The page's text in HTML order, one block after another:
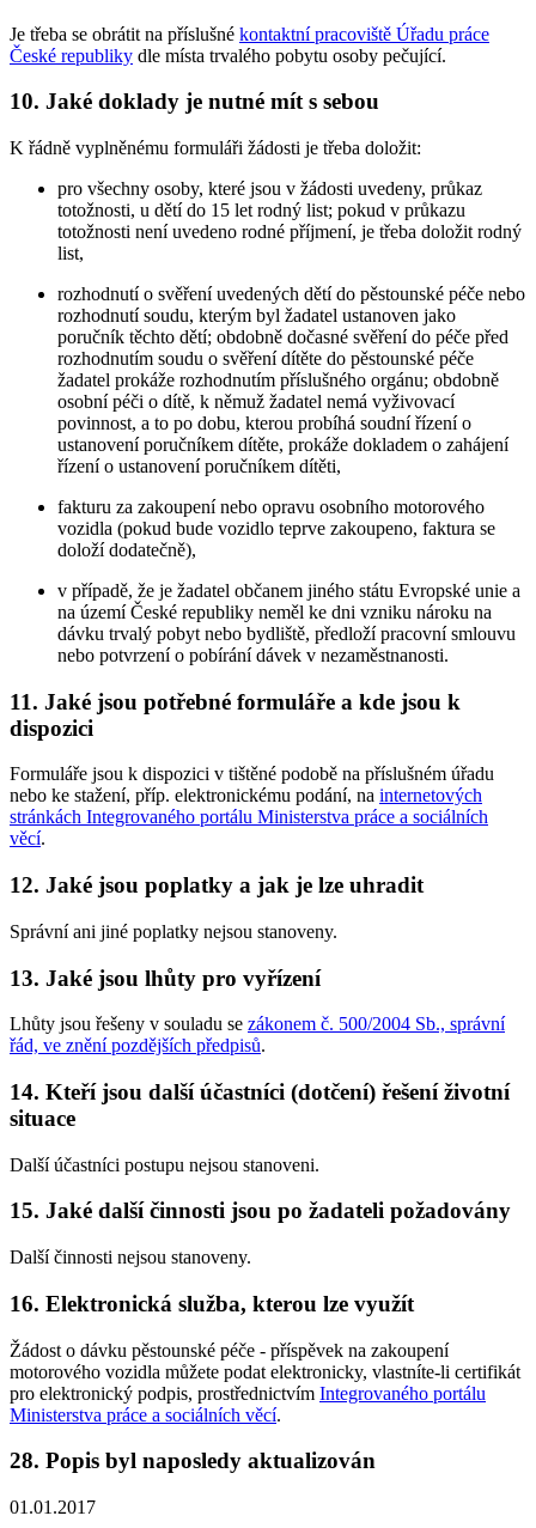
Je třeba se obrátit na příslušné kontaktní pracoviště Úřadu práce
České republiky dle místa trvalého pobytu osoby pečující.
10. Jaké doklady je nutné mít s sebou
K řádně vyplněnému formuláři žádosti je třeba doložit:
pro všechny osoby, které jsou v žádosti uvedeny, průkaz
totožnosti, u dětí do 15 let rodný list; pokud v průkazu
totožnosti není uvedeno rodné příjmení, je třeba doložit rodný
list,
rozhodnutí o svěření uvedených dětí do pěstounské péče nebo
rozhodnutí soudu, kterým byl žadatel ustanoven jako
poručník těchto dětí; obdobně dočasné svěření do péče před
rozhodnutím soudu o svěření dítěte do pěstounské péče
žadatel prokáže rozhodnutím příslušného orgánu; obdobně
osobní péči o dítě, k němuž žadatel nemá vyživovací
povinnost, a to po dobu, kterou probíhá soudní řízení o
ustanovení poručníkem dítěte, prokáže dokladem o zahájení
řízení o ustanovení poručníkem dítěti,
fakturu za zakoupení nebo opravu osobního motorového
vozidla (pokud bude vozidlo teprve zakoupeno, faktura se
doloží dodatečně),
v případě, že je žadatel občanem jiného státu Evropské unie a
na území České republiky neměl ke dni vzniku nároku na
dávku trvalý pobyt nebo bydliště, předloží pracovní smlouvu
nebo potvrzení o pobírání dávek v nezaměstnanosti.
11. Jaké jsou potřebné formuláře a kde jsou k
dispozici
Formuláře jsou k dispozici v tištěné podobě na příslušném úřadu
nebo ke stažení, příp. elektronickému podání, na internetových
stránkách Integrovaného portálu Ministerstva práce a sociálních
věcí.
12. Jaké jsou poplatky a jak je lze uhradit
Správní ani jiné poplatky nejsou stanoveny.
13. Jaké jsou lhůty pro vyřízení
Lhůty jsou řešeny v souladu se zákonem č. 500/2004 Sb., správní
řád, ve znění pozdějších předpisů.
14. Kteří jsou další účastníci (dotčení) řešení životní
situace
Další účastníci postupu nejsou stanoveni.
15. Jaké další činnosti jsou po žadateli požadovány
Další činnosti nejsou stanoveny.
16. Elektronická služba, kterou lze využít
Žádost o dávku pěstounské péče - příspěvek na zakoupení
motorového vozidla můžete podat elektronicky, vlastníte-li certifikát
pro elektronický podpis, prostřednictvím Integrovaného portálu
Ministerstva práce a sociálních věcí.
28. Popis byl naposledy aktualizován
01.01.2017